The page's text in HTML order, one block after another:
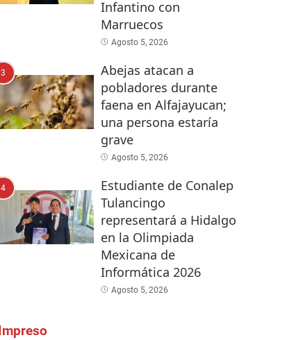
Infantino con
Marruecos
Agosto 5, 2026
3
Abejas atacan a
pobladores durante
faena en Alfajayucan;
una persona estaría
grave
Agosto 5, 2026
4
Estudiante de Conalep
Tulancingo
representará a Hidalgo
en la Olimpiada
Mexicana de
Informática 2026
Agosto 5, 2026
Impreso